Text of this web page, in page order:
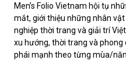
Men’s Folio Vietnam hội tụ
mắt, giới thiệu những nhân
nghiệp thời trang và giải trí
xu hướng, thời trang và
phái mạnh theo từng mùa/